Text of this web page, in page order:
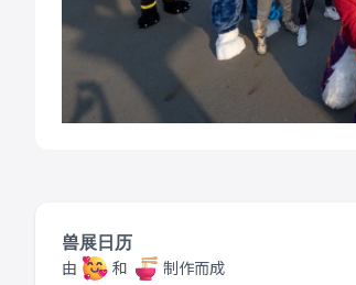
兽展日历
由 和 制作而成